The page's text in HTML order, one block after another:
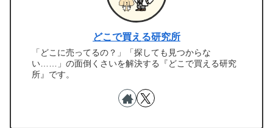
どこで買える研究所
「どこに売ってるの？」「探しても見つからな
い……」の面倒くさいを解決する『どこで買える研究
所』です。